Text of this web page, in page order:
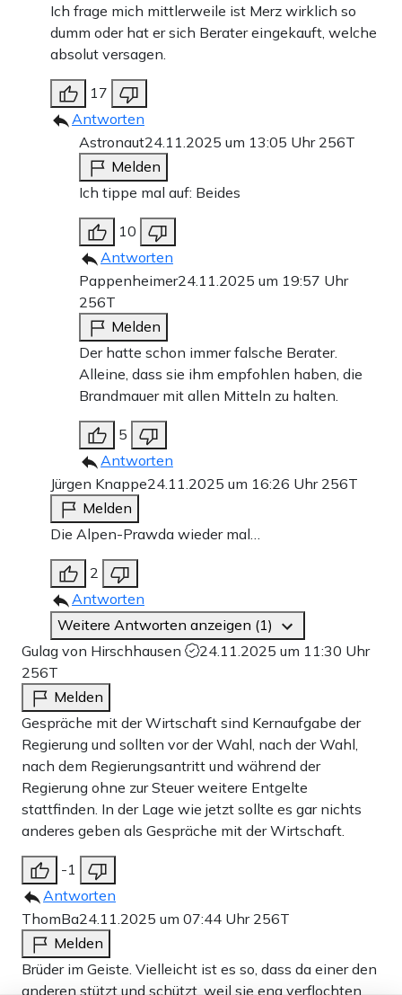
Ich frage mich mittlerweile ist Merz wirklich so
dumm oder hat er sich Berater eingekauft, welche
absolut versagen.
17
Antworten
Astronaut24.11.2025 um 13:05 Uhr 256T
Melden
Ich tippe mal auf: Beides
10
Antworten
Pappenheimer24.11.2025 um 19:57 Uhr
256T
Melden
Der hatte schon immer falsche Berater.
Alleine, dass sie ihm empfohlen haben, die
Brandmauer mit allen Mitteln zu halten.
5
Antworten
Jürgen Knappe24.11.2025 um 16:26 Uhr 256T
Melden
Die Alpen-Prawda wieder mal…
2
Antworten
Weitere Antworten anzeigen (1)
Gulag von Hirschhausen
24.11.2025 um 11:30 Uhr
256T
Melden
Gespräche mit der Wirtschaft sind Kernaufgabe der
Regierung und sollten vor der Wahl, nach der Wahl,
nach dem Regierungsantritt und während der
Regierung ohne zur Steuer weitere Entgelte
stattfinden. In der Lage wie jetzt sollte es gar nichts
anderes geben als Gespräche mit der Wirtschaft.
-1
Antworten
ThomBa24.11.2025 um 07:44 Uhr 256T
Melden
Brüder im Geiste. Vielleicht ist es so, dass da einer den
anderen stützt und schützt, weil sie eng verflochten